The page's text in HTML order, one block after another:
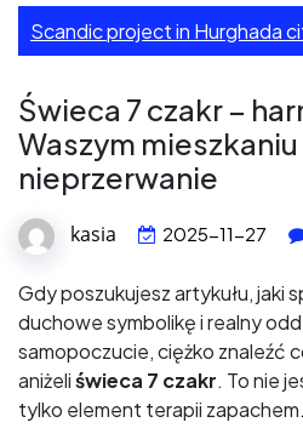
Scandic project in Hurghada
Świeca 7 czakr –
Waszym
nieprzerwanie
kasia 2025-11-27
Gdy poszukujesz artykułu, jaki
duchowe symbolikę i realny
samopoczucie, ciężko znaleźć
aniżeliświeca 7 czakr. To nie
tylko element terapii